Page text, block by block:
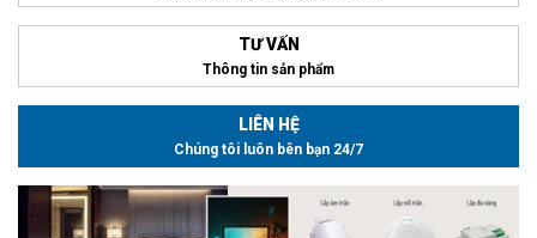
TƯ VẤN
Thông tin sản phẩm
LIÊN HỆ
Chúng tôi luôn bên bạn 24/7